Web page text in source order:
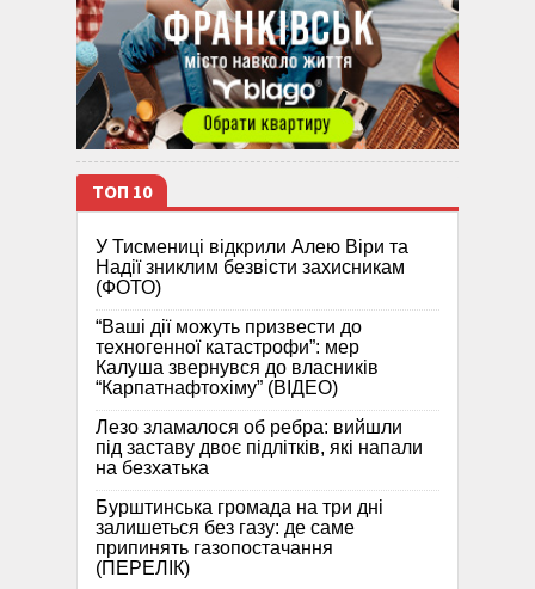
ТОП 10
У Тисмениці відкрили Алею Віри та
Надії зниклим безвісти захисникам
(ФОТО)
“Ваші дії можуть призвести до
техногенної катастрофи”: мер
Калуша звернувся до власників
“Карпатнафтохіму” (ВІДЕО)
Лезо зламалося об ребра: вийшли
під заставу двоє підлітків, які напали
на безхатька
Бурштинська громада на три дні
залишеться без газу: де саме
припинять газопостачання
(ПЕРЕЛІК)